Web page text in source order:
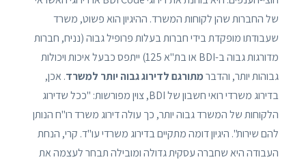
של החברות שהן לקוחות המשרד. ההיגיון הוא פשוט, משרד
שעבודתו מופקדת בידי חברות בעלות פרופיל גבוה (נניח, חברות
מדורגות גבוה ב-BDI או בת"א 125) ייתפס כבעל איכות ויכולות
גבוהות יותר, והדברמתורגם לדירוג גבוה יותר למשרד. אכן,
בדירוג משרדי רואי חשבון של BDI, צוין מפורשות: "ככל שדירוג
הלקוחות של המשרד גבוה יותר, כך עולה דירוג משרד רו"ח הנותן
להם שירות". היגיון דומה מתקיים בדירוג משרדי עו"ד. קרי, הנחת
העבודה היא שחברה עסקית גדולה ומובילה תבחר לעצמה את